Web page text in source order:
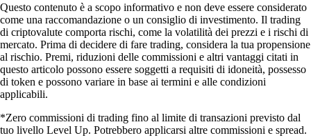
Questo contenuto è a scopo informativo e non deve essere considerato
come una raccomandazione o un consiglio di investimento. Il trading
di criptovalute comporta rischi, come la volatilità dei prezzi e i rischi di
mercato. Prima di decidere di fare trading, considera la tua propensione
al rischio. Premi, riduzioni delle commissioni e altri vantaggi citati in
questo articolo possono essere soggetti a requisiti di idoneità, possesso
di token e possono variare in base ai termini e alle condizioni
applicabili.
*Zero commissioni di trading fino al limite di transazioni previsto dal
tuo livello Level Up. Potrebbero applicarsi altre commissioni e spread.